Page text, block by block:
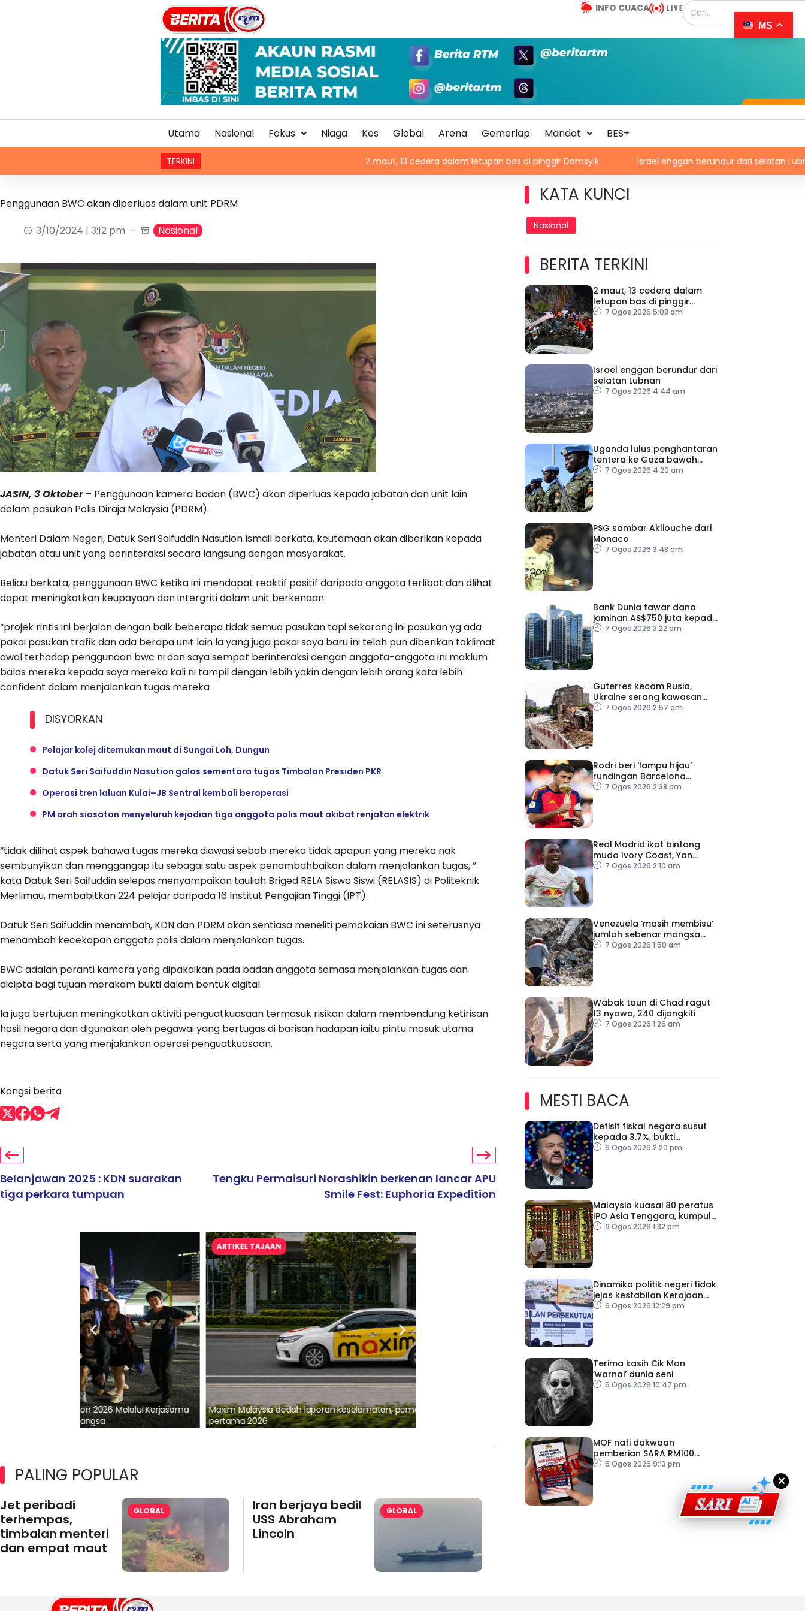
INFO CUACA
Utama Nasional Fokus Niaga Kes Global Arena Gemerlap Mandat BES+
TERKINI 2 maut, 13 cedera dalam letupan bas di pinggir Damsyik Israel enggan berundur dari selatan Lubnan
Penggunaan BWC akan diperluas dalam unit PDRM
3/10/2024 | 3:12 pm
Nasional
JASIN, 3 Oktober– Penggunaan kamera badan (BWC) akan diperluas kepada jabatan dan unit lain
dalam pasukan Polis Diraja Malaysia (PDRM).
Menteri Dalam Negeri, Datuk Seri Saifuddin Nasution Ismail berkata, keutamaan akan diberikan kepada
jabatan atau unit yang berinteraksi secara langsung dengan masyarakat.
Beliau berkata, penggunaan BWC ketika ini mendapat reaktif positif daripada anggota terlibat dan dlihat
dapat meningkatkan keupayaan dan intergriti dalam unit berkenaan.
“projek rintis ini berjalan dengan baik beberapa tidak semua pasukan tapi sekarang ini pasukan yg ada
pakai pasukan trafik dan ada berapa unit lain la yang juga pakai saya baru ini telah pun diberikan taklimat
awal terhadap penggunaan bwc ni dan saya sempat berinteraksi dengan anggota-anggota ini maklum
balas mereka kepada saya mereka kali ni tampil dengan lebih yakin dengan lebih orang kata lebih
confident dalam menjalankan tugas mereka
DISYORKAN
Pelajar kolej ditemukan maut di Sungai Loh, Dungun
Datuk Seri Saifuddin Nasution galas sementara tugas Timbalan Presiden PKR
Operasi tren laluan Kulai–JB Sentral kembali beroperasi
PM arah siasatan menyeluruh kejadian tiga anggota polis maut akibat renjatan elektrik
“tidak dilihat aspek bahawa tugas mereka diawasi sebab mereka tidak apapun yang mereka nak
sembunyikan dan menggangap itu sebagai satu aspek penambahbaikan dalam menjalankan tugas, ”
kata Datuk Seri Saifuddin selepas menyampaikan tauliah Briged RELA Siswa Siswi (RELASIS) di Politeknik
Merlimau, membabitkan 224 pelajar daripada 16 Institut Pengajian Tinggi (IPT).
Datuk Seri Saifuddin menambah, KDN dan PDRM akan sentiasa meneliti pemakaian BWC ini seterusnya
menambah kecekapan anggota polis dalam menjalankan tugas.
BWC adalah peranti kamera yang dipakaikan pada badan anggota semasa menjalankan tugas dan
dicipta bagi tujuan merakam bukti dalam bentuk digital.
la juga bertujuan meningkatkan aktiviti penguatkuasaan termasuk risikan dalam membendung ketirisan
hasil negara dan digunakan oleh pegawai yang bertugas di barisan hadapan iaitu pintu masuk utama
negara serta yang menjalankan operasi penguatkuasaan.
Kongsi berita
Belanjawan 2025 : KDN suarakan
tiga perkara tumpuan
Tengku Permaisuri Norashikin berkenan lancar APU
Smile Fest: Euphoria Expedition
ARTIKEL TAJAAN
Maxim Malaysia dedah laporan keselamatan, pematuhan lesen separuh
pertama 2026
Ajinomoto (Malaysia) Berhad Perkasa SCORE Marathon 2026 Melalui Kerjasama
aminoVITAL® Bersama Pempengaruh Larian Antarabangsa
PALING POPULAR
Jet peribadi
terhempas,
timbalan menteri
dan empat maut
GLOBAL
Iran berjaya bedil
USS Abraham
Lincoln
GLOBAL
KATA KUNCI
Nasional
BERITA TERKINI
2 maut, 13 cedera dalam
letupan bas di pinggir
Damsyik
7 Ogos 2026 5:08 am
Israel enggan berundur dari
selatan Lubnan
7 Ogos 2026 4:44 am
Uganda lulus penghantaran
tentera ke Gaza bawah
pelan pelucutan senjata
7 Ogos 2026 4:20 am
PSG sambar Akliouche dari
Monaco
7 Ogos 2026 3:48 am
Bank Dunia tawar dana
jaminan AS$750 juta kepada
Indonesia bantu
7 Ogos 2026 3:22 am
Guterres kecam Rusia,
Ukraine serang kawasan
awam7 Ogos 2026 2:57 am
Rodri beri ‘lampu hijau’
rundingan Barcelona
dengan Man City
7 Ogos 2026 2:38 am
Real Madrid ikat bintang
muda Ivory Coast, Yan
Diomande
7 Ogos 2026 2:10 am
Venezuela ‘masih membisu’
jumlah sebenar mangsa
hilang dalam gempa bumi
7 Ogos 2026 1:50 am
Wabak taun di Chad ragut
13 nyawa, 240 dijangkiti
7 Ogos 2026 1:26 am
MESTI BACA
Defisit fiskal negara susut
kepada 3.7%, bukti
keyakinan pelabur masih
6 Ogos 2026 2:20 pm
Malaysia kuasai 80 peratus
IPO Asia Tenggara, kumpul
AS$1.4 bilion separuh
6 Ogos 2026 1:32 pm
Dinamika politik negeri tidak
jejas kestabilan Kerajaan
Perpaduan Persekutuan –
6 Ogos 2026 12:29 pm
Terima kasih Cik Man
‘warnai’ dunia seni
5 Ogos 2026 10:47 pm
MOF nafi dakwaan
pemberian SARA RM100
sempena Hari Kebangsaan
5 Ogos 2026 9:13 pm
×
MS